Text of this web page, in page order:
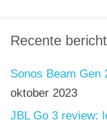
Recente
Sonos Beam Gen
oktober 2023
JBL Go 3 review: